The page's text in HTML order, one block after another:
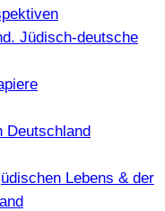
Jüdisch-deutsche
Deutschland
Lebens & der